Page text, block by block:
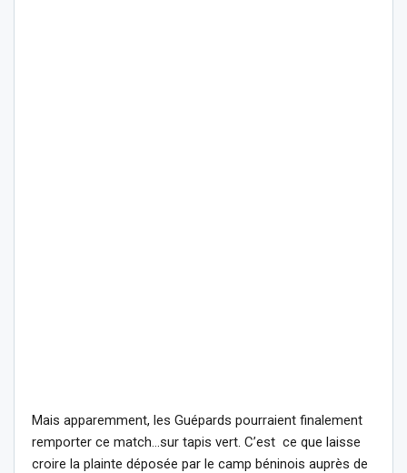
Mais apparemment, les Guépards pourraient finalement
remporter ce match…sur tapis vert. C’est ce que laisse
croire la plainte déposée par le camp béninois auprès de